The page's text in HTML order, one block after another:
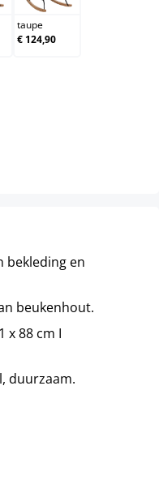
taupe
€ 124,90
bekleding en
beukenhout.
x 88 cm I
duurzaam.